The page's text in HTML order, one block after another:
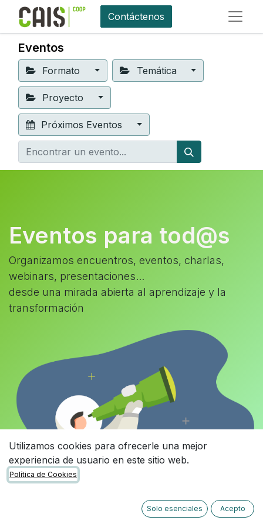
Contáctenos
Eventos
Formato Temática
Proyecto
Próximos Eventos
Eventos para tod@s
Organizamos encuentros, eventos, charlas,
webinars, presentaciones...
desde una mirada abierta al aprendizaje y la
transformación
Utilizamos cookies para ofrecerle una mejor
experiencia de usuario en este sitio web.
Política de Cookies
Solo esenciales Acepto